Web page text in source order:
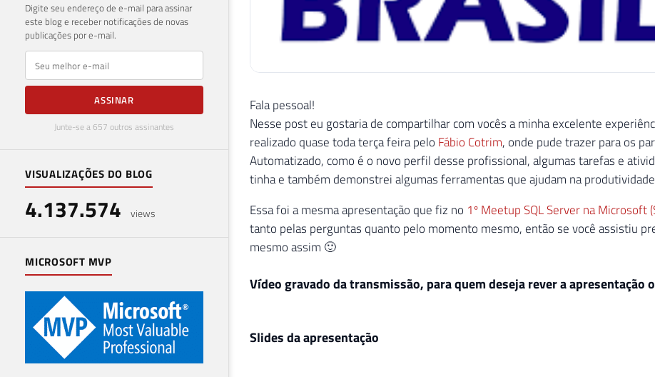
Digite seu endereço de e-mail para assinar
este blog e receber notificações de novas
publicações por e-mail.
E-mail
ASSINAR
Junte-se a 657 outros assinantes
VISUALIZAÇÕES DO BLOG
4.137.574 views
MICROSOFT MVP
Fala pessoal!
Nesse post eu gostaria de compartilhar com vocês a minha excelente
realizado quase toda terça feira pelo Fábio Cotrim, onde pude trazer para os
Automatizado, como é o novo perfil desse profissional, algumas tarefas e
tinha e também demonstrei algumas ferramentas que ajudam na
Essa foi a mesma apresentação que fiz no 1º Meetup SQL Server na Microsoft
tanto pelas perguntas quanto pelo momento mesmo, então se você assistiu
mesmo assim 🙂
Vídeo gravado da transmissão, para quem deseja rever a apresentação
Slides da apresentação